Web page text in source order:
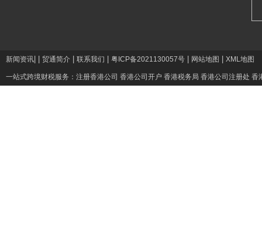
新闻资讯 贸通简介 联系我们 粤ICP备2021130057号 网站地图 XML地图
一站式跨境财税服务： 注册香港公司 香港公司开户 香港税务局 香港公司注册处 香